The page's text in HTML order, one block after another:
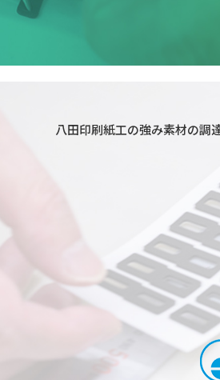
八田印刷紙工の強み素材の調